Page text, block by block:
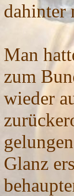
dahinter
Man
zum
wieder
Glanz